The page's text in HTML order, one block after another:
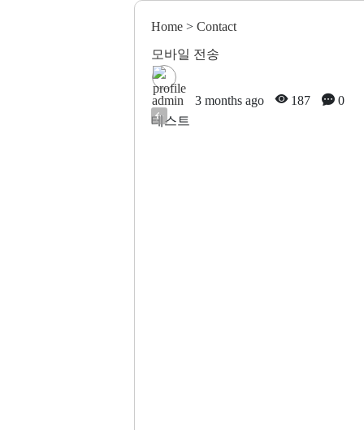
Home> Contact
모바일 전송
admin 3 months ago 187
0
테스트